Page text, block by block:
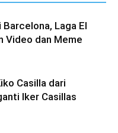
Barcelona, Laga El
Video dan Meme
Casilla dari
Iker Casillas